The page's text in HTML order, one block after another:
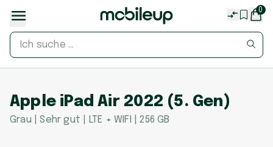
0
Apple iPad Air 2022 (5. Gen)
Grau | Sehr gut | LTE + WIFI | 256 GB